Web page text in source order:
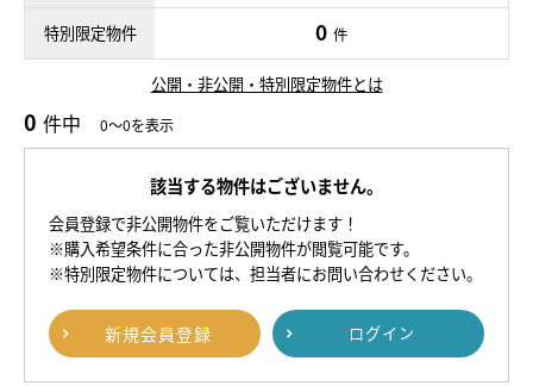
特別限定物件 0 件
公開・非公開・特別限定物件とは
0 件中 0～0を表示
該当する物件はございません。
会員登録で非公開物件をご覧いただけます！
※購入希望条件に合った非公開物件が閲覧可能です。
※特別限定物件については、担当者にお問い合わせください。
新規会員登録 ログイン